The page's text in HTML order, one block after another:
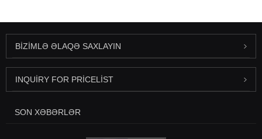
BIZIMLƏ ƏLAQƏ SAXLAYIN
INQUIRY FOR PRICELIST
SON XƏBƏRLƏR